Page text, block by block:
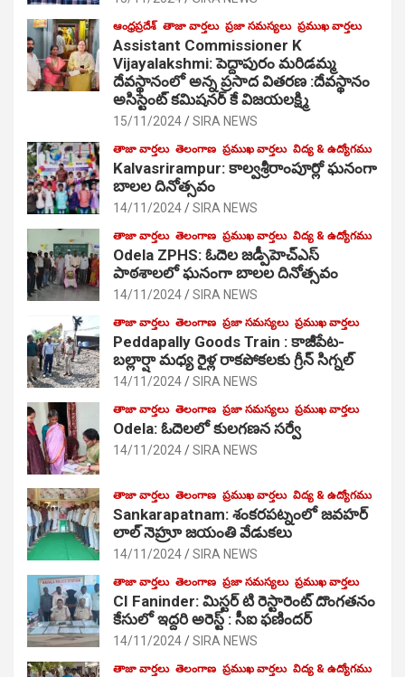
ఆంధ్రప్రదేశ్ తాజా వార్తలు ప్రజా సమస్యలు ప్రముఖ వార్తలు
Assistant Commissioner K
Vijayalakshmi: పెద్దాపురం మరిడమ్మ
దేవస్థానంలో అన్న ప్రసాద వితరణ :దేవస్థానం
అసిస్టెంట్ కమిషనర్ కే విజయలక్ష్మి
15/11/2024 SIRA NEWS
తాజా వార్తలు తెలంగాణ ప్రముఖ వార్తలు విద్య & ఉద్యోగము
Kalvasrirampur: కాల్వశ్రీరాంపూర్లో ఘనంగా
బాలల దినోత్సవం
14/11/2024 SIRA NEWS
తాజా వార్తలు తెలంగాణ ప్రముఖ వార్తలు విద్య & ఉద్యోగము
Odela ZPHS: ఓదెల జ‌డ్పీహెచ్ఎస్
పాఠ‌శాల‌లో ఘనంగా బాలల దినోత్సవం
14/11/2024 SIRA NEWS
తాజా వార్తలు తెలంగాణ ప్రజా సమస్యలు ప్రముఖ వార్తలు
Peddapally Goods Train : కాజీపేట-
బల్లార్షా మధ్య రైళ్ల రాకపోకలకు గ్రీన్ సిగ్నల్
14/11/2024 SIRA NEWS
తాజా వార్తలు తెలంగాణ ప్రజా సమస్యలు ప్రముఖ వార్తలు
Odela: ఓదెలలో కులగణన సర్వే
14/11/2024 SIRA NEWS
తాజా వార్తలు తెలంగాణ ప్రముఖ వార్తలు విద్య & ఉద్యోగము
Sankarapatnam: శంకరపట్నంలో జవహర్
లాల్ నెహ్రూ జయంతి వేడుకలు
14/11/2024 SIRA NEWS
తాజా వార్తలు తెలంగాణ ప్రజా సమస్యలు ప్రముఖ వార్తలు
CI Faninder: మిస్టర్ టి రెస్టారెంట్ దొంగతనం
కేసులో ఇద్దరి అరెస్ట్ : సీఐ ఫణిందర్
14/11/2024 SIRA NEWS
తాజా వార్తలు తెలంగాణ ప్రముఖ వార్తలు విద్య & ఉద్యోగము